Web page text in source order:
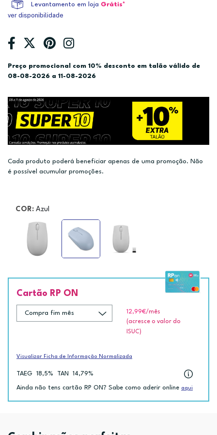
Levantamento em loja Grátis*
ver disponibilidade
Preço promocional com 10% desconto em talão válido de
08-08-2026 a 11-08-2026
Cada produto poderá beneficiar apenas de uma promoção. Não
é possível acumular promoções.
COR: Azul
Cartão RP ON
12,99€/mês
(acresce o valor do
ISUC)
Visualizar Ficha de Informação Normalizada
TAEG 18,5% TAN 14,79%
Ainda não tens cartão RP ON? Sabe como aderir online aqui